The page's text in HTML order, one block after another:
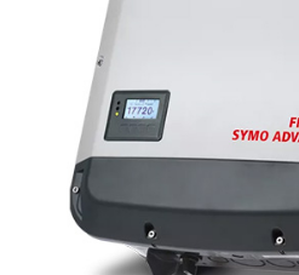
Sisteme de management (BMS)
Redresoare, incarcatoare si testere
Redresoare auto, moto, barci si
stationare